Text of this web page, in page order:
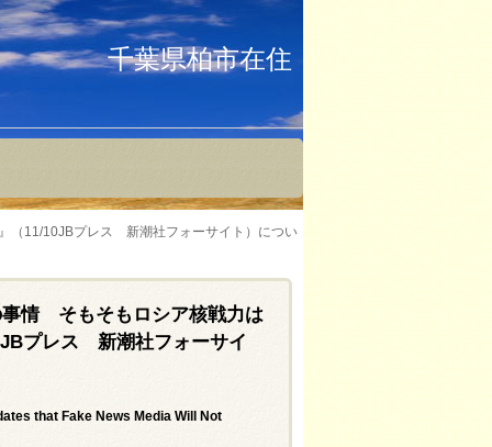
千葉県柏市在住
（11/10JBプレス 新潮社フォーサイト）につい
事情 そもそもロシア核戦力は
プレス 新潮社フォーサイ
that Fake News Media Will Not